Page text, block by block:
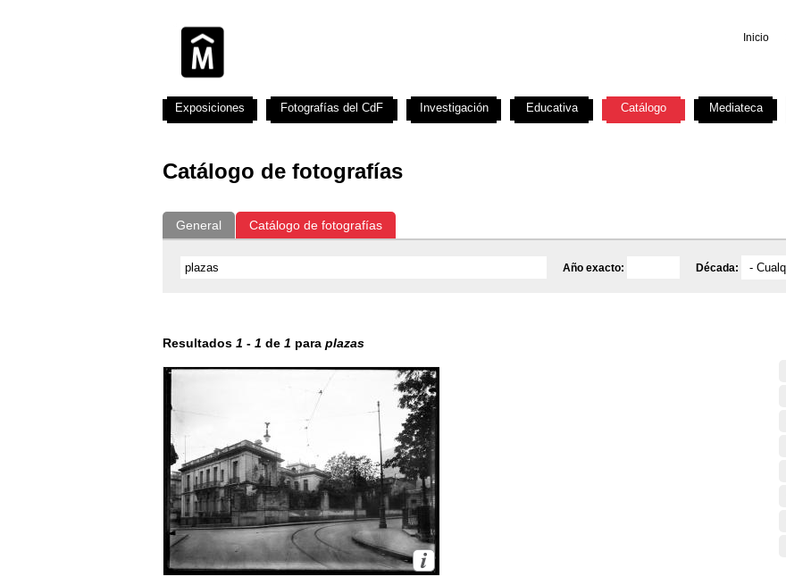
Inicio
Catálogo de fotografías
General Catálogo de fotografías
Año exacto: Década:
Resultados 1 - 1 de 1 para plazas
Exposiciones Fotografías del CdF Investigación Educativa Catálogo Mediateca